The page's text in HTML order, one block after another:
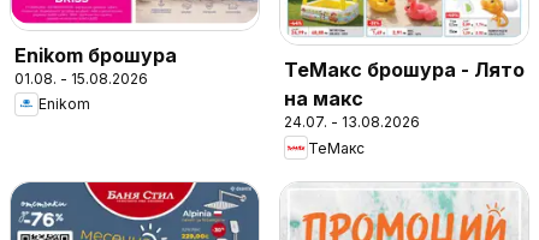
Enikom брошура
01.08. - 15.08.2026
Enikom
ТеMакс брошура - Лято
на макс
24.07. - 13.08.2026
ТеMакс